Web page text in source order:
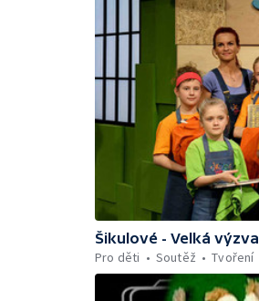
Šikulové - Velká výzva
Pro děti
Soutěž Tvoření